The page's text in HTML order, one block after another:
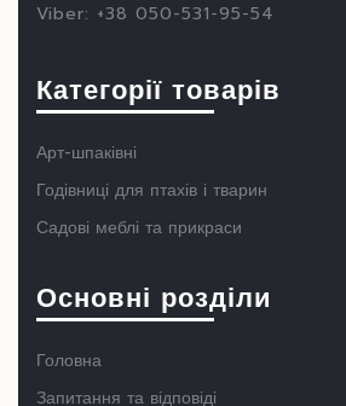
Viber: +38 050-531-95-54
Категорії товарів
Арт-шпаківні
Годівниці для птахів і тварин
Садові меблі та прикраси
Основні розділи
Головна
Запитання та відповіді